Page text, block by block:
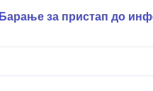
Барање за пристап до